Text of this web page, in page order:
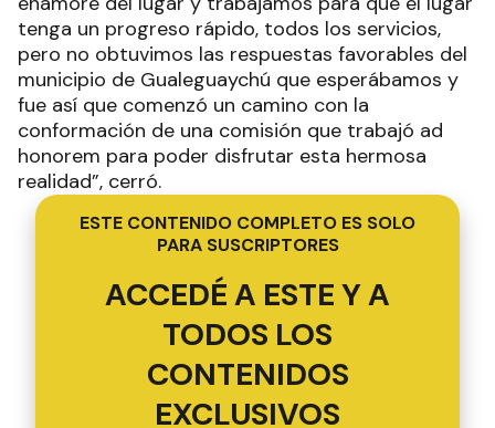
tenga un progreso rápido, todos los servicios,
pero no obtuvimos las respuestas favorables del
municipio de Gualeguaychú que esperábamos y
fue así que comenzó un camino con la
conformación de una comisión que trabajó ad
honorem para poder disfrutar esta hermosa
realidad”, cerró.
ESTE CONTENIDO COMPLETO ES SOLO
PARA SUSCRIPTORES
ACCEDÉ A ESTE Y A
TODOS LOS
CONTENIDOS
EXCLUSIVOS